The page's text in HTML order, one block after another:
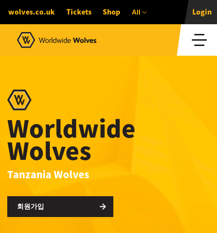
wolves.co.uk Tickets Shop All Login
Worldwide
Wolves
Tanzania Wolves
회원가입